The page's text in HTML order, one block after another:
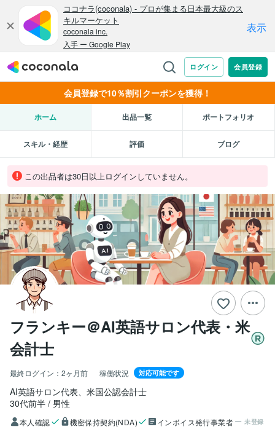
会員登録で10％割引クーポンを獲得！
ホーム 出品一覧 ポートフォリオ
スキル・経歴 評価 ブログ
この出品者は30日以上ログインしていません。
フランキー＠AI英語サロン代表・米
会計士
最終ログイン： 2ヶ月前 稼働状況 対応可能です
AI英語サロン代表、米国公認会計士
30代前半
男性
本人確認 機密保持契約(NDA) インボイス発行事業者 未登録